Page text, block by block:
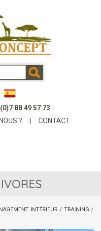
88 49 57 73
? CONTACT
INTÉRIEUR / TRAINING /